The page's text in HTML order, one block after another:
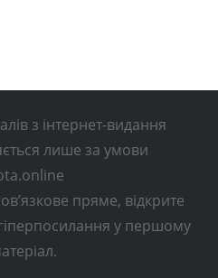
з інтернет-видання
лише за умови
пряме, відкрите
у першому